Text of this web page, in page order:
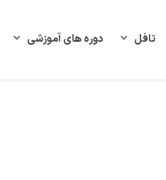
تافل دوره های آموزشی